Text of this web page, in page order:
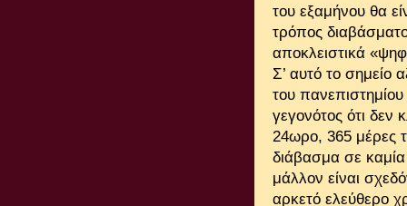
του εξαμήνου θα
τρόπος
αποκλειστικά
Σ’ αυτό το σημείο
του
γεγονότος ότι δεν
24ωρο, 365 μέρες
διάβασμα σε
μάλλον είναι
αρκετό ελεύθερο